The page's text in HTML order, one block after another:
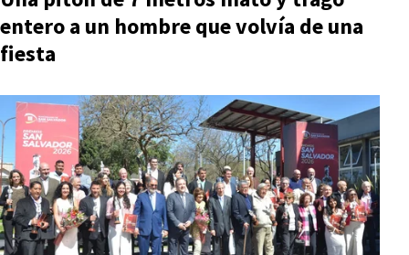
entero a un hombre que volvía de una
fiesta